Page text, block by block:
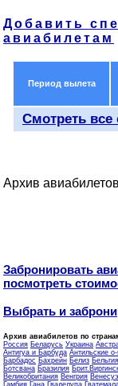
Добавить
авиабилетам
Период вылета
Смотреть все
Архив
Забронировать
посмотреть
Выбрать и
Архив авиабилетов по
Россия Беларусь Украина
Антигуа и Барбуда Антильские
Барбадос Бахрейн Белиз Бельгия
Ботсвана Бразилия
Великобритания Венгрия
Гамбия Гана Гваделупа